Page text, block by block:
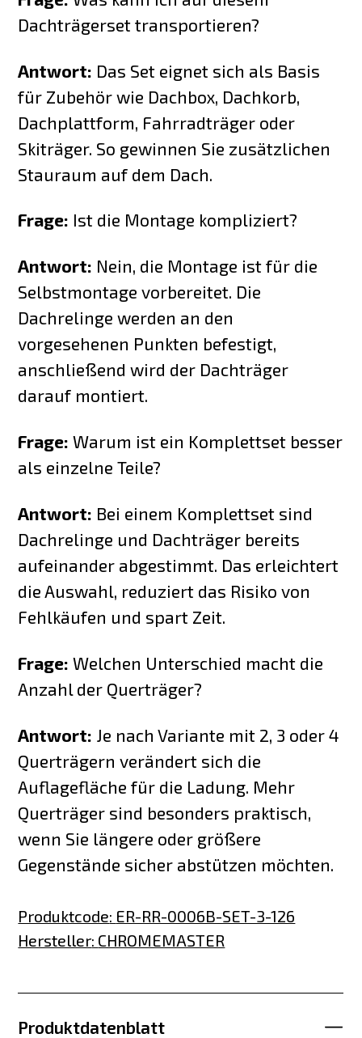
Dachträgerset transportieren?
Antwort: Das Set eignet sich als Basis
für Zubehör wie Dachbox, Dachkorb,
Dachplattform, Fahrradträger oder
Skiträger. So gewinnen Sie zusätzlichen
Stauraum auf dem Dach.
Frage: Ist die Montage kompliziert?
Antwort: Nein, die Montage ist für die
Selbstmontage vorbereitet. Die
Dachrelinge werden an den
vorgesehenen Punkten befestigt,
anschließend wird der Dachträger
darauf montiert.
Frage: Warum ist ein Komplettset besser
als einzelne Teile?
Antwort: Bei einem Komplettset sind
Dachrelinge und Dachträger bereits
aufeinander abgestimmt. Das erleichtert
die Auswahl, reduziert das Risiko von
Fehlkäufen und spart Zeit.
Frage: Welchen Unterschied macht die
Anzahl der Querträger?
Antwort: Je nach Variante mit 2, 3 oder 4
Querträgern verändert sich die
Auflagefläche für die Ladung. Mehr
Querträger sind besonders praktisch,
wenn Sie längere oder größere
Gegenstände sicher abstützen möchten.
Produktcode: ER-RR-0006B-SET-3-126
Hersteller: CHROMEMASTER
Produktdatenblatt